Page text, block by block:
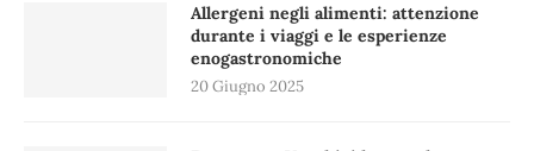
Allergeni negli alimenti: attenzione
durante i viaggi e le esperienze
enogastronomiche
20 Giugno 2025